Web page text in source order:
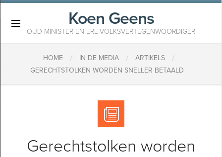
Koen Geens
OUD-MINISTER EN ERE-VOLKSVERTEGENWOORDIGER
HOME / IN DE MEDIA / ARTIKELS /
GERECHTSTOLKEN WORDEN SNELLER BETAALD
Gerechtstolken worden